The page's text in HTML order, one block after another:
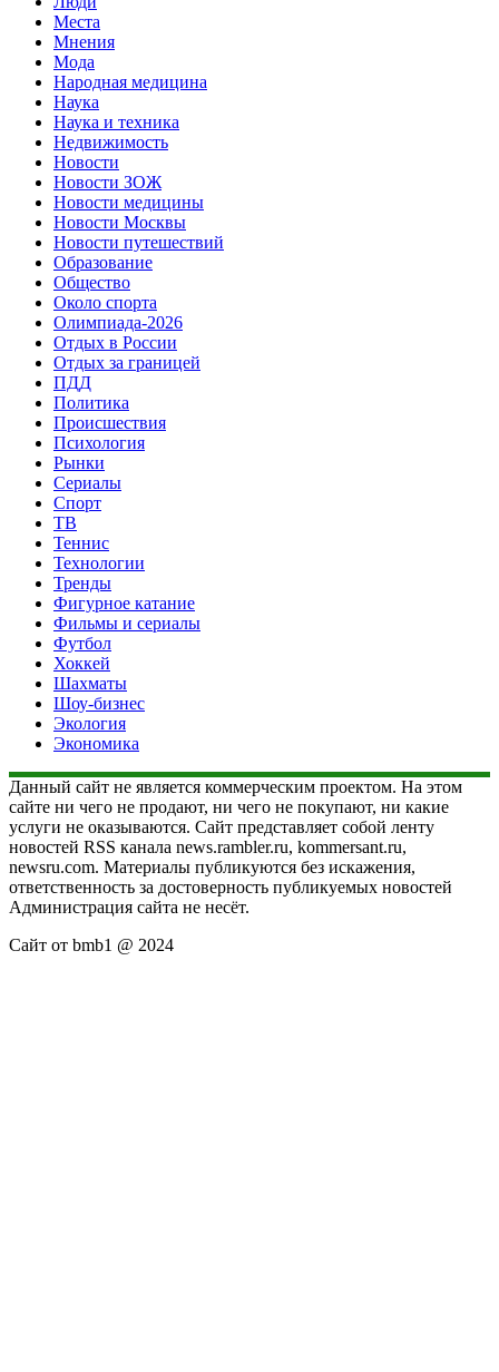
Места
Мнения
Мода
Народная медицина
Наука
Наука и техника
Недвижимость
Новости
Новости ЗОЖ
Новости медицины
Новости Москвы
Новости путешествий
Образование
Общество
Около спорта
Олимпиада-2026
Отдых в России
Отдых за границей
ПДД
Политика
Происшествия
Психология
Рынки
Сериалы
Спорт
ТВ
Теннис
Технологии
Тренды
Фигурное катание
Фильмы и сериалы
Футбол
Хоккей
Шахматы
Шоу-бизнес
Экология
Экономика
Данный сайт не является коммерческим проектом. На этом
сайте ни чего не продают, ни чего не покупают, ни какие
услуги не оказываются. Сайт представляет собой ленту
новостей RSS канала news.rambler.ru, kommersant.ru,
newsru.com. Материалы публикуются без искажения,
ответственность за достоверность публикуемых новостей
Администрация сайта не несёт.
Сайт от bmb1 @ 2024